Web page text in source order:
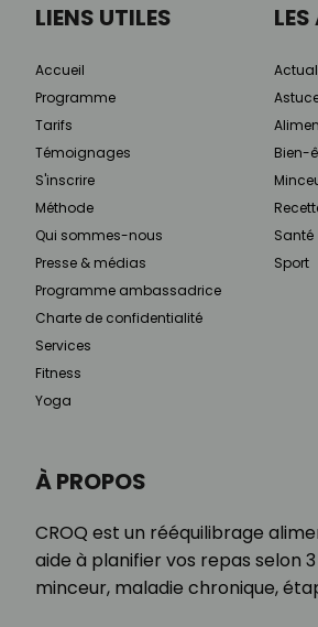
À PROPOS
CROQ est un rééquilibrage
aide à planifier vos repas selon
minceur, maladie chronique,
LIENS UTILES
Accueil
Programme
Tarifs
Témoignages
S'inscrire
Méthode
Qui sommes-nous
Presse & médias
Programme ambassadrice
Charte de confidentialité
Services
Fitness
Yoga
Bien-
Santé
Sport